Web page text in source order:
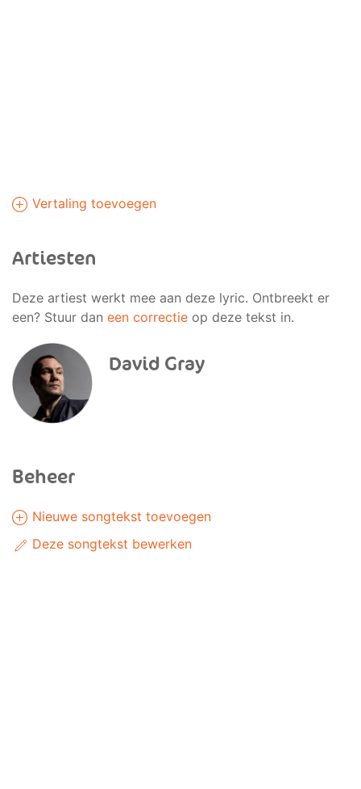
Vertaling toevoegen
Artiesten
Deze artiest werkt mee aan deze lyric. Ontbreekt er
een? Stuur dan een correctie op deze tekst in.
David Gray
Beheer
Nieuwe songtekst toevoegen
Deze songtekst bewerken